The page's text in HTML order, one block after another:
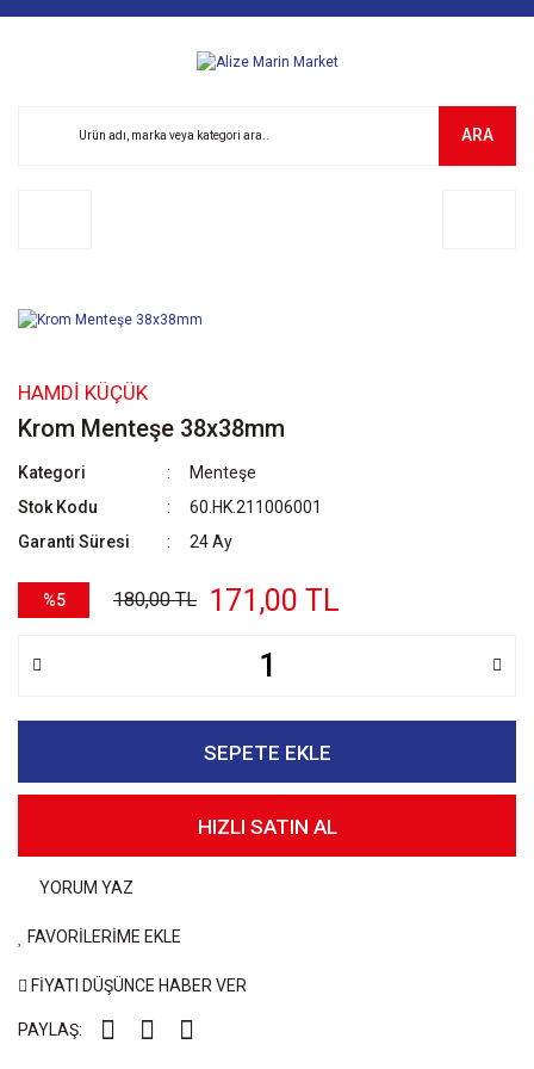
ARA
HAMDI KÜÇÜK
Krom Menteşe 38x38mm
Kategori
Menteşe
Stok Kodu
60.HK.211006001
Garanti Süresi
24 Ay
%5 180,00 TL 171,00 TL
SEPETE EKLE
HIZLI SATIN AL
YORUM YAZ
FAVORİLERİME EKLE
FİYATI DÜŞÜNCE HABER VER
PAYLAŞ: